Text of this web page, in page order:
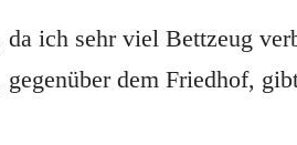
ich sehr viel Bettzeug
dem Friedhof,